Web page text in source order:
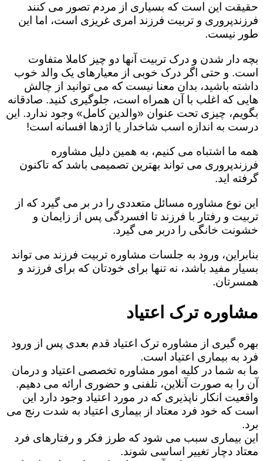
حقیقت این است که بسیاری از مردم تصور می کنند
فرزندپروری و تربیت فرزند امری غریزی است، اما این
طور نیست.
بچه دار شدن و درک تربیت آنها دو چیز کاملا متفاوت
است. و حتی اگر درک خوبی از معیارهای یک والد خوب
داشته باشید، بدان معنا نیست که می توانید از چالش
هایی که اغلب با آن همراه است، جلوگیری کنید. صادقانه
بگویم، چیزی تحت عنوان «والدین کامل» وجود ندارد. این
درست به اندازه اسب شاخدار یا اژدها افسانه است!
همه ما اشتباه می کنیم، به همین دلیل مشاوره
فرزندپروری می تواند بهترین تصمیمی باشد که تاکنون
گرفته اید.
این نوع مشاوره مسائل متعددی را در بر می گیرد که از
تربیت و رفتار با فرزند تا افسردگی پس از زایمان و
خشونت خانگی را دربر می گیرد.
بنابراین، ورود به جلسات مشاوره تربیت فرزند می تواند
بسیار مفید باشد، نه تنها برای خودتان که برای فرزند و
همسرتان.
مشاوره ترک اعتیاد
بهره گیری از مشاوره ترک اعتیاد قدم بعدی پس از ورود
فرد به بیماری اعتیاد است.
ما به شما در کلیه امور مشاوره تخصصی اعتیاد و درمان
آن را به صورت آنلاین، تلفنی و حضوری ارائه می دهیم.
واقعیت انکار ناپذیری که در مورد اعتیاد وجود دارد این
است که خود فرد معتاد از بیماری اعتیاد به شدت رنج می
برد.
این بیماری سبب می شود که طرز فکر و رفتارهای فرد
معتاد دچار تغییر اساسی شوند.